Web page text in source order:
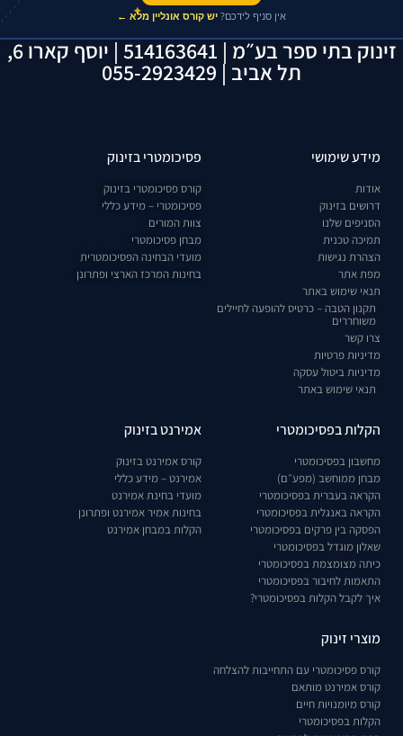
✦ אין סניף לידכם? יש קורס אונליין מלא ←
זינוק בתי ספר בע״מ | 514163641 | יוסף קארו 6,
תל אביב | 055-2923429
מידע שימושי
אודות
דרושים בזינוק
הסניפים שלנו
תמיכה טכנית
הצהרת נגישות
מפת אתר
תנאי שימוש באתר
תקנון הטבה – כרטיס להופעה לחיילים
משוחררים
צרו קשר
מדיניות פרטיות
מדיניות ביטול עסקה
תנאי שימוש באתר
פסיכומטרי בזינוק
קורס פסיכומטרי בזינוק
פסיכומטרי – מידע כללי
צוות המורים
מבחן פסיכומטרי
מועדי הבחינה הפסיכומטרית
בחינות המרכז הארצי ופתרונן
הקלות בפסיכומטרי
מחשבון בפסיכומטרי
מבחן ממוחשב (מפע״ם)
הקראה בעברית בפסיכומטרי
הקראה באנגלית בפסיכומטרי
הפסקה בין פרקים בפסיכומטרי
שאלון מוגדל בפסיכומטרי
כיתה מצומצמת בפסיכומטרי
התאמות לחיבור בפסיכומטרי
איך לקבל הקלות בפסיכומטרי?
אמירנט בזינוק
קורס אמירנט בזינוק
אמירנט – מידע כללי
מועדי בחינת אמירנט
בחינות אמיר אמירנט ופתרונן
הקלות במבחן אמירנט
מוצרי זינוק
קורס פסיכומטרי עם התחייבות להצלחה
קורס אמירנט מותאם
קורס מיומנויות חיים
הקלות בפסיכומטרי